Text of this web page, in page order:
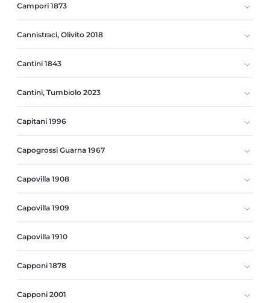
Campori 1873
Cannistraci, Olivito 2018
Cantini 1843
Cantini, Tumbiolo 2023
Capitani 1996
Capogrossi Guarna 1967
Capovilla 1908
Capovilla 1909
Capovilla 1910
Capponi 1878
Capponi 2001